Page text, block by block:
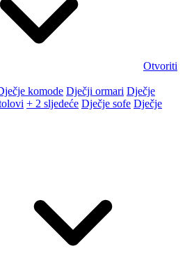
Otvoriti
komode Dječji ormari Dječje
+ 2 sljedeće Dječje sofe Dječje